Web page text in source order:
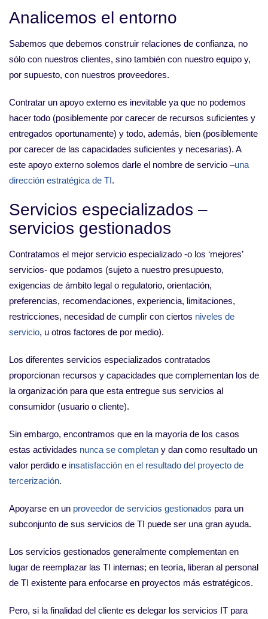
Analicemos el entorno
Sabemos que debemos construir relaciones de confianza, no
sólo con nuestros clientes, sino también con nuestro equipo y,
por supuesto, con nuestros proveedores.
Contratar un apoyo externo es inevitable ya que no podemos
hacer todo (posiblemente por carecer de recursos suficientes y
entregados oportunamente) y todo, además, bien (posiblemente
por carecer de las capacidades suficientes y necesarias). A
este apoyo externo solemos darle el nombre de servicio –una
dirección estratégica de TI.
Servicios especializados –
servicios gestionados
Contratamos el mejor servicio especializado -o los ‘mejores’
servicios- que podamos (sujeto a nuestro presupuesto,
exigencias de ámbito legal o regulatorio, orientación,
preferencias, recomendaciones, experiencia, limitaciones,
restricciones, necesidad de cumplir con ciertos niveles de
servicio, u otros factores de por medio).
Los diferentes servicios especializados contratados
proporcionan recursos y capacidades que complementan los de
la organización para que esta entregue sus servicios al
consumidor (usuario o cliente).
Sin embargo, encontramos que en la mayoría de los casos
estas actividades nunca se completan y dan como resultado un
valor perdido e insatisfacción en el resultado del proyecto de
tercerización.
Apoyarse en un proveedor de servicios gestionados para un
subconjunto de sus servicios de TI puede ser una gran ayuda.
Los servicios gestionados generalmente complementan en
lugar de reemplazar las TI internas; en teoría, liberan al personal
de TI existente para enfocarse en proyectos más estratégicos.
Pero, si la finalidad del cliente es delegar los servicios IT para